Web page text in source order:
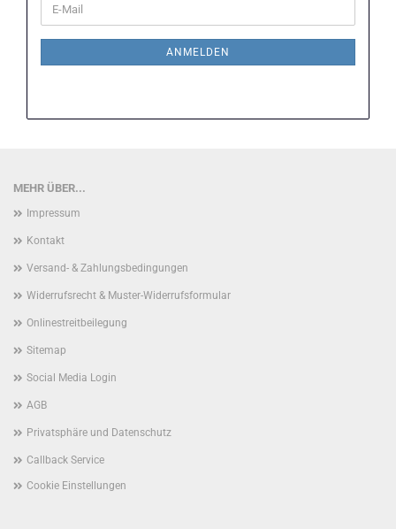
ZUR
E-
Mail
ANMELDEN
MEHR ÜBER...
Impressum
Kontakt
Versand- & Zahlungsbedingungen
Widerrufsrecht & Muster-Widerrufsformular
Onlinestreitbeilegung
Sitemap
Social Media Login
AGB
Privatsphäre und Datenschutz
Callback Service
Cookie Einstellungen